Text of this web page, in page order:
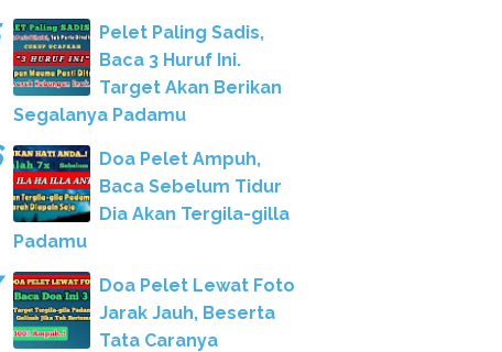
Pelet Paling Sadis,
Baca 3 Huruf Ini.
Target Akan Berikan
Segalanya Padamu
Doa Pelet Ampuh,
Baca Sebelum Tidur
Dia Akan Tergila-gilla
Padamu
Doa Pelet Lewat Foto
Jarak Jauh, Beserta
Tata Caranya